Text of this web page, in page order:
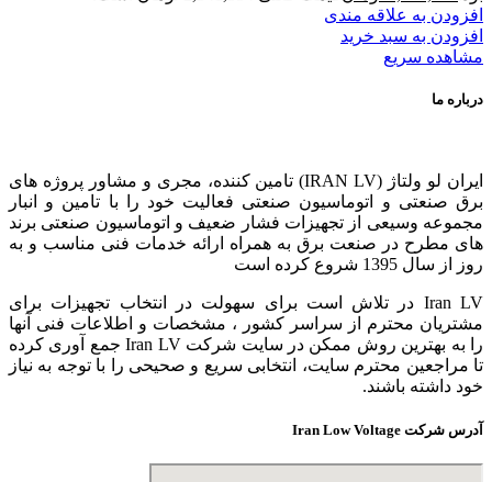
افزودن به علاقه مندی
افزودن به سبد خرید
مشاهده سریع
درباره ما
ایران لو ولتاژ (IRAN LV) تامین کننده، مجری و مشاور پروژه های
برق صنعتی و اتوماسیون صنعتی فعالیت خود را با تامین و انبار
مجموعه وسیعی از تجهیزات فشار ضعیف و اتوماسیون صنعتی برند
های مطرح در صنعت برق به همراه ارائه خدمات فنی مناسب و به
روز از سال 1395 شروع کرده است
Iran LV در تلاش است برای سهولت در انتخاب تجهیزات برای
مشتریان محترم از سراسر کشور ، مشخصات و اطلاعات فنی آنها
را به بهترین روش ممکن در سایت شرکت Iran LV جمع آوری کرده
تا مراجعین محترم سایت، انتخابی سریع و صحیحی را با توجه به نیاز
خود داشته باشند.
آدرس شرکت Iran Low Voltage